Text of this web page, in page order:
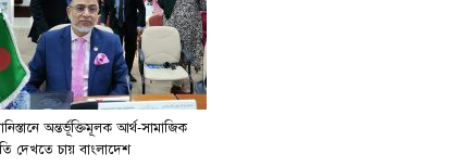
অন্তর্ভূক্তিমূলক আর্থ-সামাজিক
দেখতে চায় বাংলাদেশ